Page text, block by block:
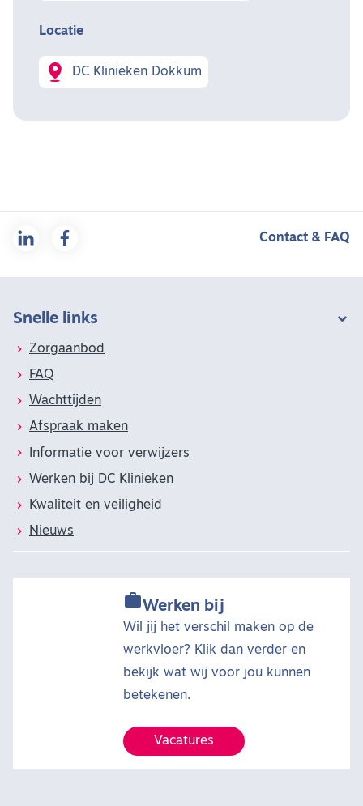
Locatie
DC Klinieken Dokkum
Contact & FAQ
Snelle links
Zorgaanbod
FAQ
Wachttijden
Afspraak maken
Informatie voor verwijzers
Werken bij DC Klinieken
Kwaliteit en veiligheid
Nieuws
Werken bij
Wil jij het verschil maken op de
werkvloer? Klik dan verder en
bekijk wat wij voor jou kunnen
betekenen.
Vacatures